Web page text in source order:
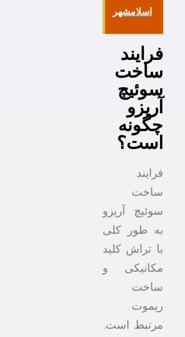
اسلامشهر
فرایند
ساخت
سوئیچ
آریزو
چگونه
است؟
فرایند
ساخت
سوئیچ آریزو
به طور کلی
با تراش کلید
مکانیکی و
ساخت
ریموت
مرتبط است.